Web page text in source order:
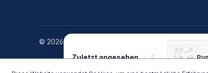
© 2026 Heine Vertriebs GmbH
Zuletzt angesehen ‹